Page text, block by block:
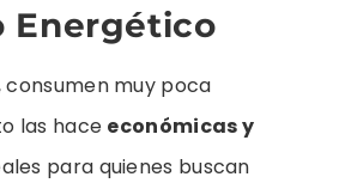
Energético
consumen muy poca
las hace económicas y
para quienes buscan